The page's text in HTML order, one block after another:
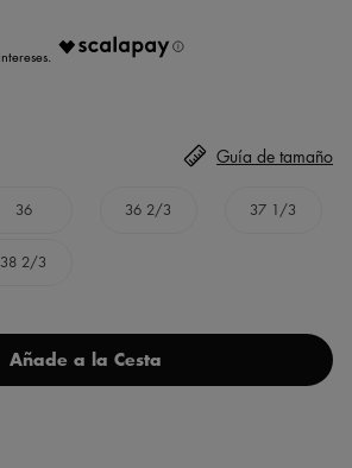
36 36 2/3 37 1/3
38 2/3
Guía de tamaño
Añade a la Cesta